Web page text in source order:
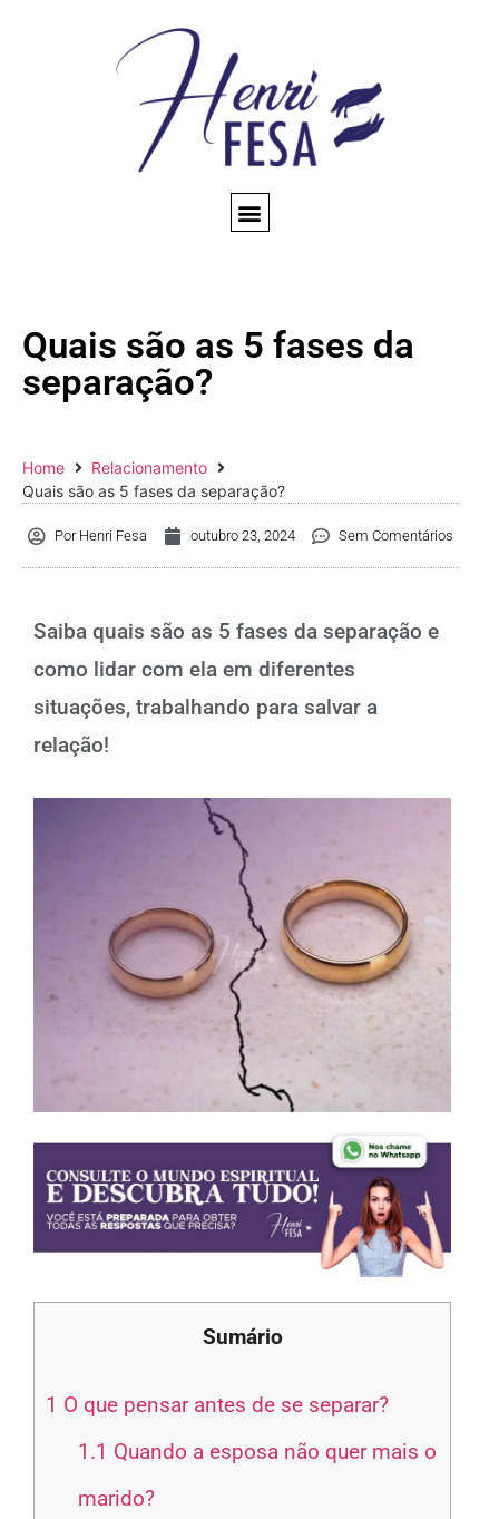
Quais são as 5 fases da
separação?
Home
Relacionamento
Quais são as 5 fases da separação?
PorHenri Fesa outubro 23, 2024 Sem Comentários
Saiba quais são as 5 fases da separação e
como lidar com ela em diferentes
situações, trabalhando para salvar a
relação!
Sumário
1 O que pensar antes de se separar?
1.1 Quando a esposa não quer mais o
marido?